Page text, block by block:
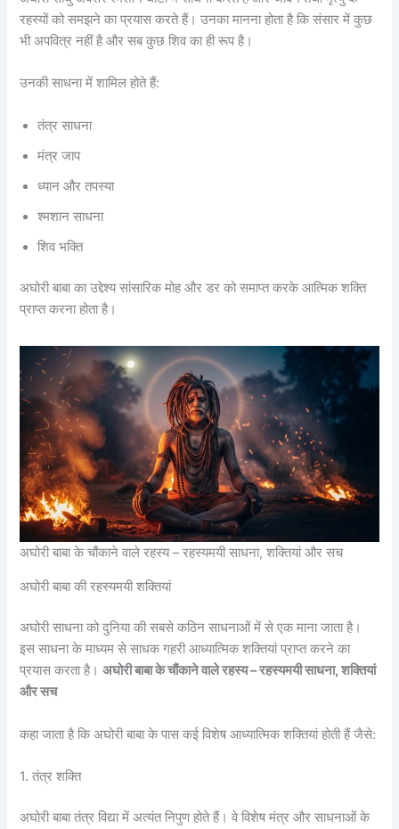
रहस्यों को समझने का प्रयास करते हैं। उनका मानना होता है कि संसार में कुछ
भी अपवित्र नहीं है और सब कुछ शिव का ही रूप है।
उनकी साधना में शामिल होते हैं:
तंत्र साधना
मंत्र जाप
ध्यान और तपस्या
श्मशान साधना
शिव भक्ति
अघोरी बाबा का उद्देश्य सांसारिक मोह और डर को समाप्त करके आत्मिक शक्ति
प्राप्त करना होता है।
अघोरी बाबा के चौंकाने वाले रहस्य – रहस्यमयी साधना, शक्तियां और सच
अघोरी बाबा की रहस्यमयी शक्तियां
अघोरी साधना को दुनिया की सबसे कठिन साधनाओं में से एक माना जाता है।
इस साधना के माध्यम से साधक गहरी आध्यात्मिक शक्तियां प्राप्त करने का
प्रयास करता है।अघोरी बाबा के चौंकाने वाले रहस्य – रहस्यमयी साधना, शक्तियां
और सच
कहा जाता है कि अघोरी बाबा के पास कई विशेष आध्यात्मिक शक्तियां होती हैं जैसे:
1. तंत्र शक्ति
अघोरी बाबा तंत्र विद्या में अत्यंत निपुण होते हैं। वे विशेष मंत्र और साधनाओं के